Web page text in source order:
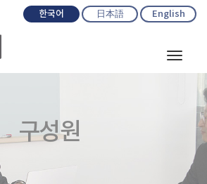
한국어 日本語 English
구성원